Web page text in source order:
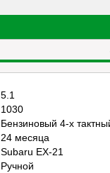
5.1
1030
Бензиновый 4-х
24 месяца
Subaru EX-21
Ручной